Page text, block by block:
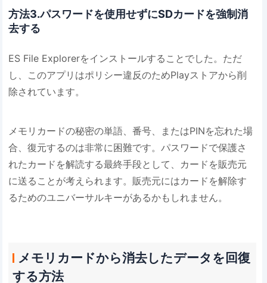
方法3.パスワードを使用せずにSDカードを強制消
去する
ES File Explorerをインストールすることでした。ただ
し、このアプリはポリシー違反のためPlayストアから削
除されています。
メモリカードの秘密の単語、番号、またはPINを忘れた場
合、復元するのは非常に困難です。パスワードで保護さ
れたカードを解読する最終手段として、カードを販売元
に送ることが考えられます。販売元にはカードを解除す
るためのユニバーサルキーがあるかもしれません。
メモリカードから消去したデータを回復
する方法